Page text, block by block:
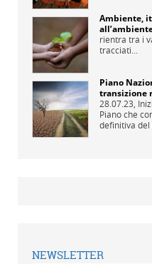
Ambiente,
rientra tra i
tracciati...
Piano
transizione
28.07.23,
Piano che
definitiva del
NEWSLETTER